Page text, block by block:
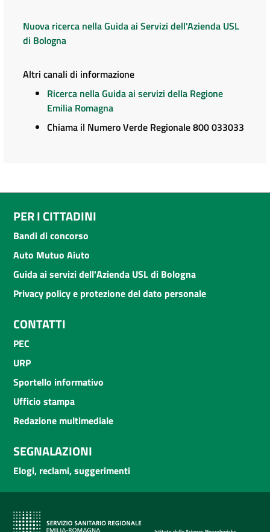
Nuova ricerca nella Guida ai Servizi dell'Azienda USL
di Bologna
Altri canali di informazione
Ricerca nella Guida ai servizi della Regione
Emilia Romagna
Chiama il Numero Verde Regionale 800 033033
PER I CITTADINI
Bandi di concorso
Auto Mutuo Aiuto
Guida ai servizi dell'Azienda USL di Bologna
Privacy policy e protezione del dato personale
CONTATTI
PEC
URP
Sportello informativo
Ufficio stampa
Redazione multimediale
SEGNALAZIONI
Elogi, reclami, suggerimenti